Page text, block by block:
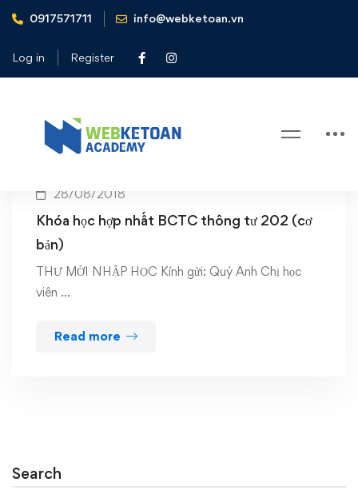
0917571711 info@webketoan.vn
Log in Register
Home Hợp nhất BCTC
Tag: Hợp nhất BCTC
28/08/2018
Khóa học hợp nhất BCTC thông tư 202 (cơ
bản)
THƯ MỜI NHẬP HỌC Kính gửi: Quý Anh Chị học
viên …
Read more
Search